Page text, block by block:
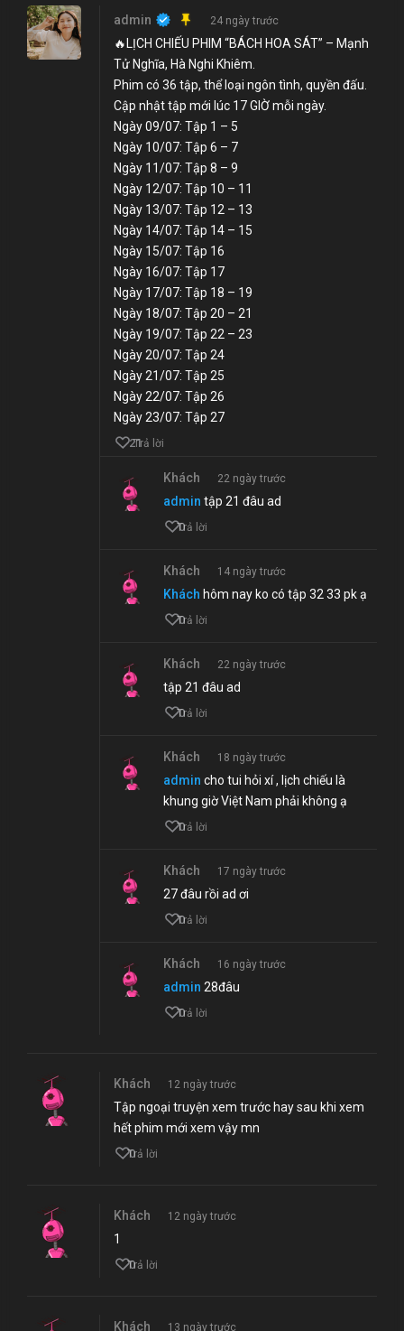
admin 24 ngày trước
🔥LỊCH CHIẾU PHIM “BÁCH HOA SÁT” – Mạnh
Tử Nghĩa, Hà Nghi Khiêm.
Phim có 36 tập, thể loại ngôn tình, quyền đấu.
Cập nhật tập mới lúc 17 GIỜ mỗi ngày.
Ngày 09/07: Tập 1 – 5
Ngày 10/07: Tập 6 – 7
Ngày 11/07: Tập 8 – 9
Ngày 12/07: Tập 10 – 11
Ngày 13/07: Tập 12 – 13
Ngày 14/07: Tập 14 – 15
Ngày 15/07: Tập 16
Ngày 16/07: Tập 17
Ngày 17/07: Tập 18 – 19
Ngày 18/07: Tập 20 – 21
Ngày 19/07: Tập 22 – 23
Ngày 20/07: Tập 24
Ngày 21/07: Tập 25
Ngày 22/07: Tập 26
Ngày 23/07: Tập 27
21Trả lời
Khách 22 ngày trước
admin tập 21 đâu ad
0
Trả lời
Khách 14 ngày trước
Khách hôm nay ko có tập 32 33 pk ạ
0
Trả lời
Khách 22 ngày trước
tập 21 đâu ad
0
Trả lời
Khách 18 ngày trước
admin cho tui hỏi xí , lịch chiếu là
khung giờ Việt Nam phải không ạ
0
Trả lời
Khách 17 ngày trước
27 đâu rồi ad ơi
0
Trả lời
Khách 16 ngày trước
admin 28đâu
0
Trả lời
Khách 12 ngày trước
Tập ngoại truyện xem trước hay sau khi xem
hết phim mới xem vậy mn
0
Trả lời
Khách 12 ngày trước
1
0
Trả lời
Khách 13 ngày trước